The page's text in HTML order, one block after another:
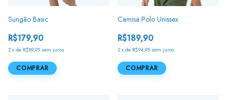
Sungão Basic
R$179,90
2 x de R$89,95 sem juros
COMPRAR
Camisa Polo Unissex
R$189,90
2 x de R$94,95 sem juros
COMPRAR